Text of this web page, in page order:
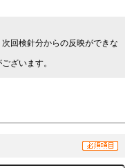
回検針分からの反映ができな
ざいます。